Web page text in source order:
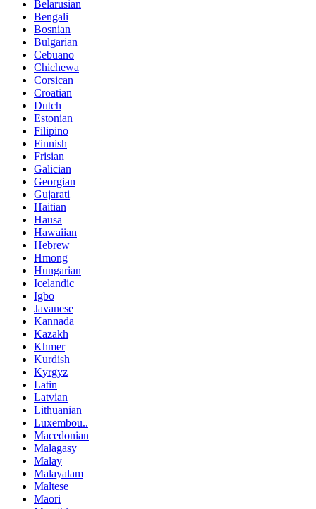
Belarusian
Bengali
Bosnian
Bulgarian
Cebuano
Chichewa
Corsican
Croatian
Dutch
Estonian
Filipino
Finnish
Frisian
Galician
Georgian
Gujarati
Haitian
Hausa
Hawaiian
Hebrew
Hmong
Hungarian
Icelandic
Igbo
Javanese
Kannada
Kazakh
Khmer
Kurdish
Kyrgyz
Latin
Latvian
Lithuanian
Luxembou..
Macedonian
Malagasy
Malay
Malayalam
Maltese
Maori